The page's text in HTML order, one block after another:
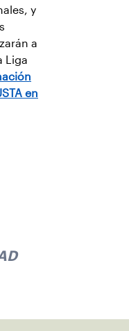
y
a
Liga
en